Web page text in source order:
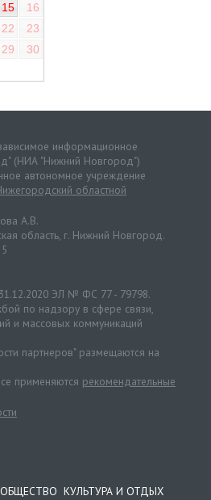
15
16
22
23
29
30
информационное
(НИА "Нижний Новгород")
автономное учреждение
областной
А.В.
область, г. Нижний Новгород.
ЭЛ № ФС 77 - 79798.
по надзору в сфере связи,
и массовых коммуникаций
партнеров" размещаются на
применяются рекомендательные
ОБЩЕСТВО КУЛЬТУРА И ОТДЫХ